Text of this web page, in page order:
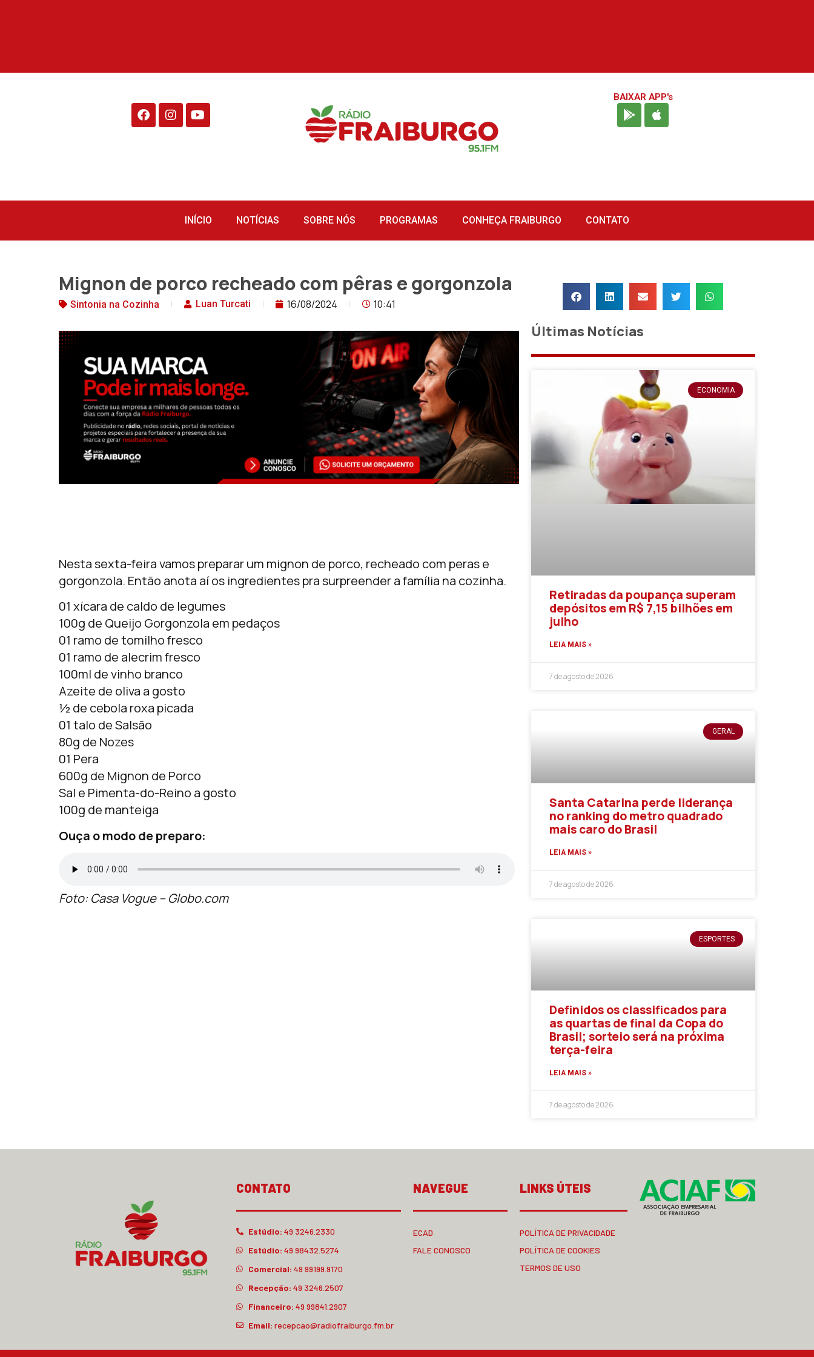
BAIXAR APP's
INÍCIO NOTÍCIAS SOBRE NÓS PROGRAMAS CONHEÇA FRAIBURGO CONTATO
Mignon de porco recheado com pêras e gorgonzola
Sintonia na Cozinha Luan Turcati 16/08/2024 10:41
Nesta sexta-feira vamos preparar um mignon de porco, recheado com peras e
gorgonzola. Então anota aí os ingredientes pra surpreender a família na cozinha.
01 xícara de caldo de legumes
100g de Queijo Gorgonzola em pedaços
01 ramo de tomilho fresco
01 ramo de alecrim fresco
100ml de vinho branco
Azeite de oliva a gosto
½ de cebola roxa picada
01 talo de Salsão
80g de Nozes
01 Pera
600g de Mignon de Porco
Sal e Pimenta-do-Reino a gosto
100g de manteiga
Ouça o modo de preparo:
Foto: Casa Vogue – Globo.com
Últimas Notícias
ECONOMIA
Retiradas da poupança superam
depósitos em R$ 7,15 bilhões em
julho
LEIA MAIS »
7 de agosto de 2026
GERAL
Santa Catarina perde liderança
no ranking do metro quadrado
mais caro do Brasil
LEIA MAIS »
7 de agosto de 2026
ESPORTES
Definidos os classificados para
as quartas de final da Copa do
Brasil; sorteio será na próxima
terça-feira
LEIA MAIS »
7 de agosto de 2026
CONTATO
Estúdio: 49 3246.2330
Estúdio: 49 98432.5274
Comercial: 49 99199.9170
Recepção: 49 3246.2507
Financeiro: 49 99841.2907
Email: recepcao@radiofraiburgo.fm.br
NAVEGUE
ECAD
FALE CONOSCO
LINKS ÚTEIS
POLÍTICA DE PRIVACIDADE
POLÍTICA DE COOKIES
TERMOS DE USO